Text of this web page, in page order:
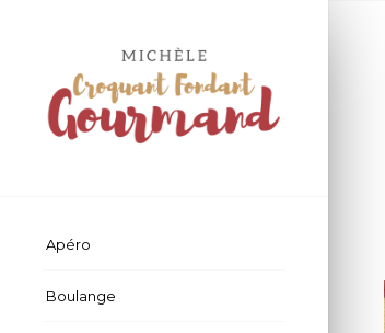
Apéro
Boulange